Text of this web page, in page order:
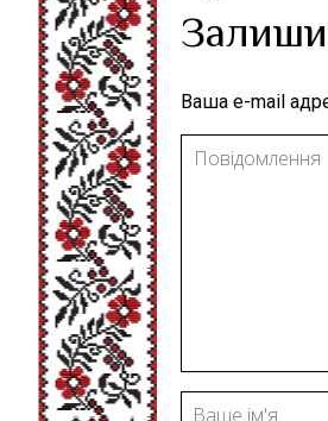
Ваша e-mail